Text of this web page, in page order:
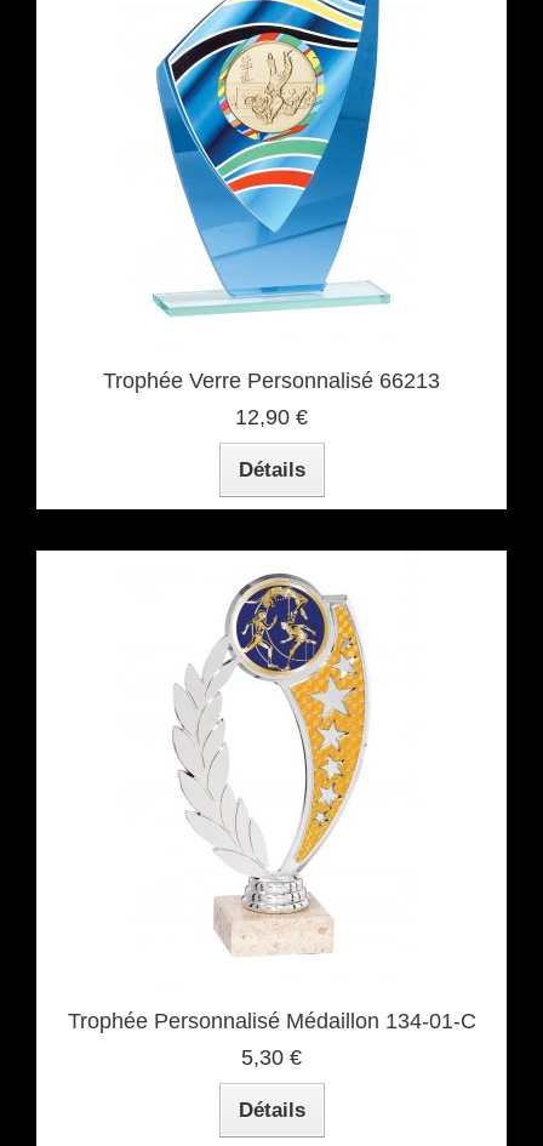
Trophée Verre Personnalisé 66213
12,90 €
Détails
Trophée Personnalisé Médaillon 134-01-C
5,30 €
Détails